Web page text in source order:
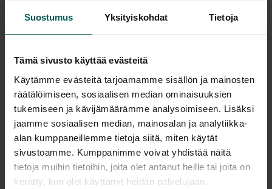
Suostumus Yksityiskohdat Tietoja
Tämä sivusto käyttää evästeitä
Käytämme evästeitä tarjoamamme sisällön ja mainosten
räätälöimiseen, sosiaalisen median ominaisuuksien
tukemiseen ja kävijämäärämme analysoimiseen. Lisäksi
jaamme sosiaalisen median, mainosalan ja analytiikka-
alan kumppaneillemme tietoja siitä, miten käytät
sivustoamme. Kumppanimme voivat yhdistää näitä
tietoja muihin tietoihin, joita olet antanut heille tai joita on
kerätty, kun olet käyttänyt heidän palvelujaan.
PEDRALI NOLITA on tyylikäs terassituoli. Tuoli on
saatavissa kahdeksassa eri värissä.
NOLITA on tilaustuote ja sitä myydään vain 2 kpl
setteinä (minimitilausmäärä 6 kpl, mutta tilaukseen
voi yhdistellä PEDRALIN eri malleja/värejä).
Tuolit ovat valmistettu kestävästä teräksestä.
Nojatuolimainen lounge malli on hieman matalampi
ja leveämpi, kuin tavallinen tuoli. Lounge mallia saa
vain käsinojallisena.
Suunnittelija
Lisätiedot